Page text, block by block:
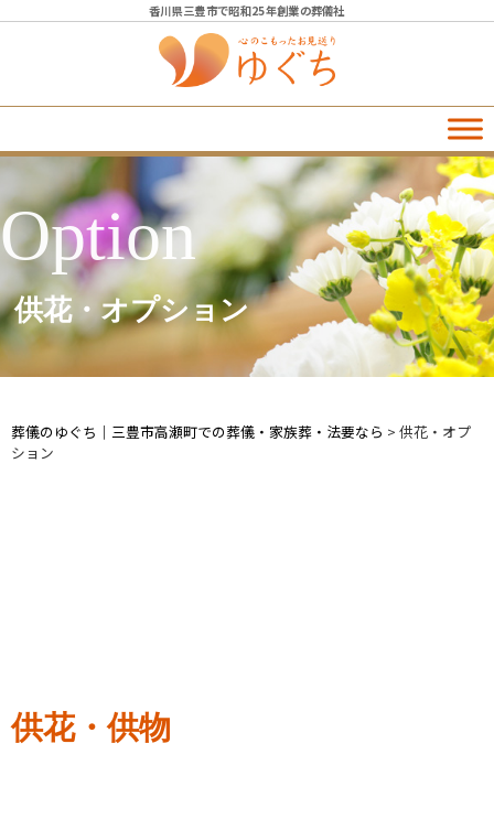
香川県三豊市で昭和25年創業の葬儀社
Option
供花・オプション
葬儀のゆぐち｜三豊市高瀬町での葬儀・家族葬・法要なら > 供花・オプ
ション
供花・供物